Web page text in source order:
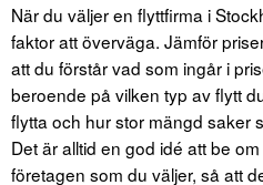
När du väljer en flyttfirma i
faktor att överväga. Jämför
att du förstår vad som ingår i
beroende på vilken typ av flytt
flytta och hur stor mängd saker
Det är alltid en god idé att be
företagen som du väljer, så att